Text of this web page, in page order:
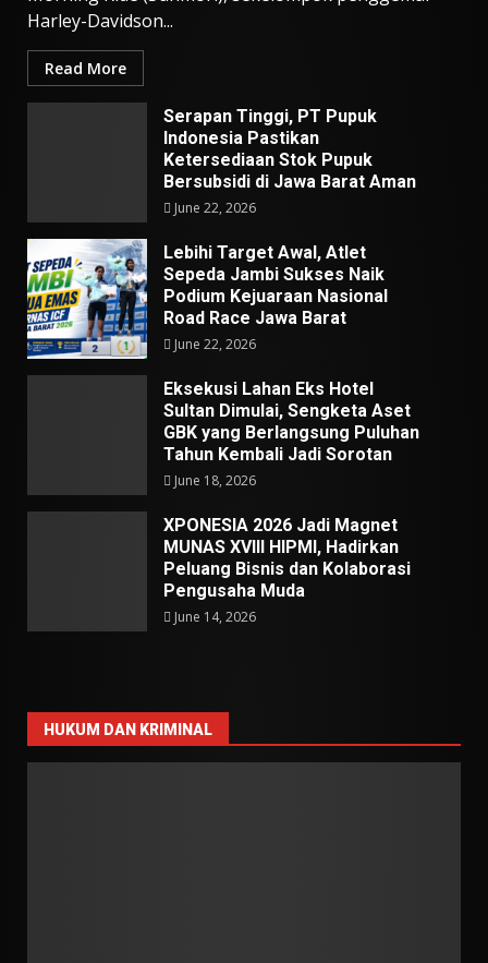
Harley-Davidson...
Read More
Serapan Tinggi, PT Pupuk
Indonesia Pastikan
Ketersediaan Stok Pupuk
Bersubsidi di Jawa Barat Aman
June 22, 2026
Lebihi Target Awal, Atlet
Sepeda Jambi Sukses Naik
Podium Kejuaraan Nasional
Road Race Jawa Barat
June 22, 2026
Eksekusi Lahan Eks Hotel
Sultan Dimulai, Sengketa Aset
GBK yang Berlangsung Puluhan
Tahun Kembali Jadi Sorotan
June 18, 2026
XPONESIA 2026 Jadi Magnet
MUNAS XVIII HIPMI, Hadirkan
Peluang Bisnis dan Kolaborasi
Pengusaha Muda
June 14, 2026
HUKUM DAN KRIMINAL